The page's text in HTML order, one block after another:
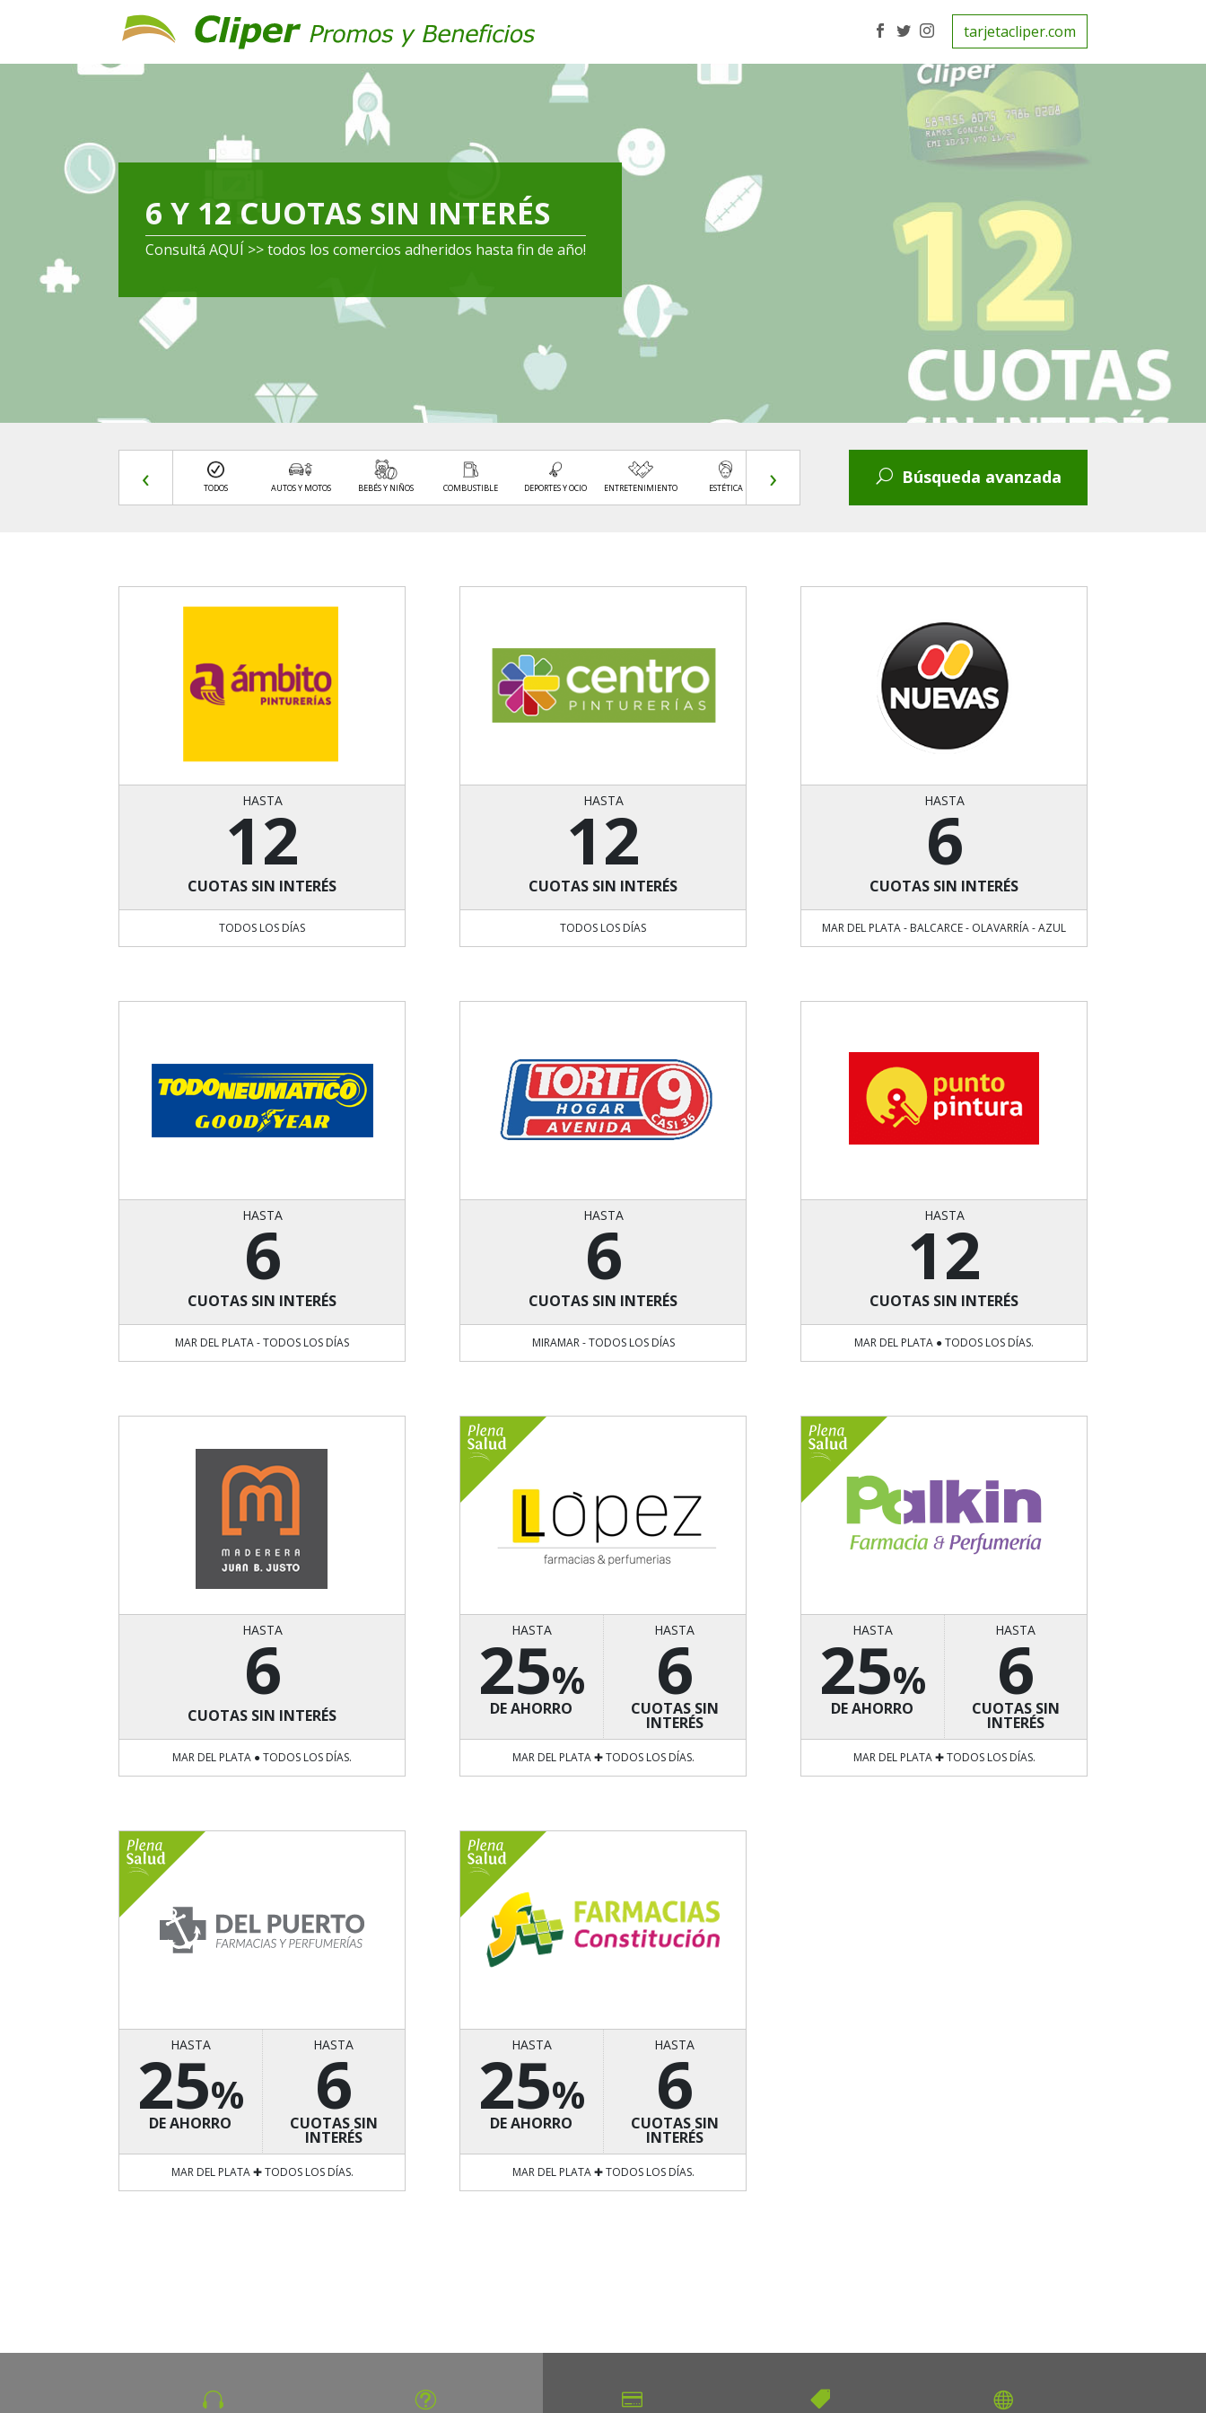
tarjetacliper.com
6 Y 12 CUOTAS SIN INTERÉS
Consultá AQUÍ >> todos los comercios adheridos hasta fin de año!
VIAJES Y TURISMO TODOS AUTOS Y MOTOS BEBÉS Y NIÑOS COMBUSTIBLE DEPORTES Y OCIO ENTRETENIMIENTO ESTÉTICA GASTRONOMÍA HOGAR DECO Y JARDÍN
‹ › Búsqueda avanzada
HASTA
12
CUOTAS SIN INTERÉS
TODOS LOS DÍAS
HASTA
12
CUOTAS SIN INTERÉS
TODOS LOS DÍAS
HASTA
6
CUOTAS SIN INTERÉS
MAR DEL PLATA - BALCARCE - OLAVARRÍA - AZUL
HASTA
6
CUOTAS SIN INTERÉS
MAR DEL PLATA - TODOS LOS DÍAS
HASTA
6
CUOTAS SIN INTERÉS
MIRAMAR - TODOS LOS DÍAS
HASTA
12
CUOTAS SIN INTERÉS
MAR DEL PLATA ● TODOS LOS DÍAS.
HASTA
6
CUOTAS SIN INTERÉS
MAR DEL PLATA ● TODOS LOS DÍAS.
HASTA
25%
DE AHORRO
HASTA
6
CUOTAS SIN
INTERÉS
MAR DEL PLATA ✚ TODOS LOS DÍAS.
HASTA
25%
DE AHORRO
HASTA
6
CUOTAS SIN
INTERÉS
MAR DEL PLATA ✚ TODOS LOS DÍAS.
HASTA
25%
DE AHORRO
HASTA
6
CUOTAS SIN
INTERÉS
MAR DEL PLATA ✚ TODOS LOS DÍAS.
HASTA
25%
DE AHORRO
HASTA
6
CUOTAS SIN
INTERÉS
MAR DEL PLATA ✚ TODOS LOS DÍAS.